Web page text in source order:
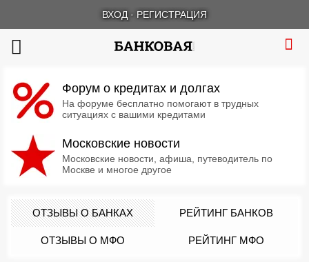
ВХОД · РЕГИСТРАЦИЯ
Форум о кредитах и долгах
На форуме бесплатно помогают в трудных
ситуациях с вашими кредитами
Московские новости
Московские новости, афиша, путеводитель по
Москве и многое другое
ОТЗЫВЫ О БАНКАХ РЕЙТИНГ БАНКОВ
ОТЗЫВЫ О МФО РЕЙТИНГ МФО